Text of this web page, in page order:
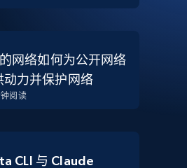
网络如何为公开网络
动力并保护网络
钟阅读
CLI 与 Claude